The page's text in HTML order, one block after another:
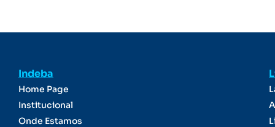
Indeba
Home Page
Institucional
Onde Estamos